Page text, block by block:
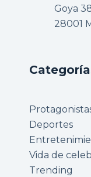
Goya
28001
Deportes
Vida de
Trending